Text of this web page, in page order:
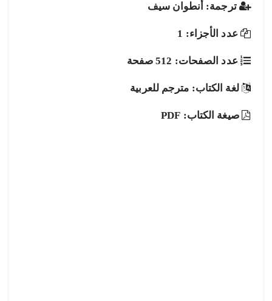
ترجمة: أنطوان سيف
عدد الأجزاء: 1
عدد الصفحات: 512 صفحة
لغة الكتاب: مترجم للعربية
صيغة الكتاب: PDF